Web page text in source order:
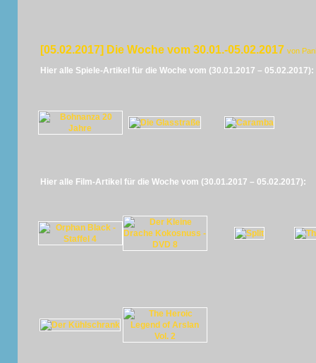
[05.02.2017] Die Woche vom 30.01.-05.02.2017 von
Hier alle Spiele-Artikel für die Woche vom (30.01.2017 – 05.02.2017):
Hier alle Film-Artikel für die Woche vom (30.01.2017 – 05.02.2017):